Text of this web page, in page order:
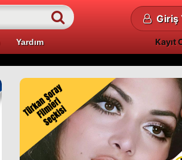
Yardım
Giriş
Kayıt